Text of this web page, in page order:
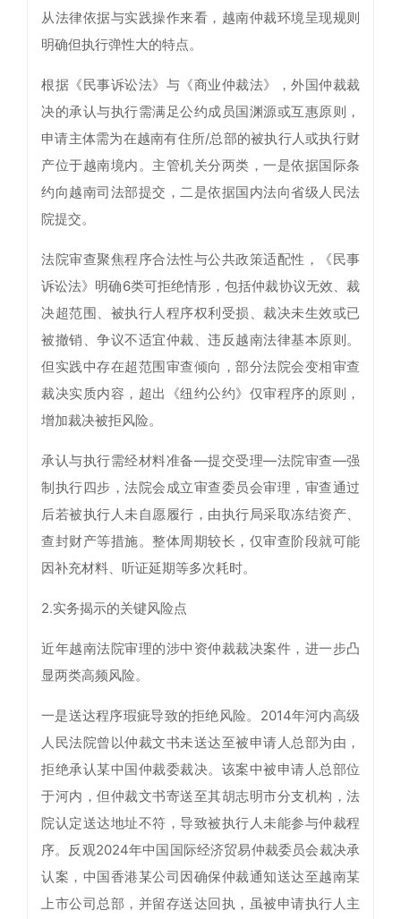
从法律依据与实践操作来看，越南仲裁环境呈现规则
明确但执行弹性大的特点。
根据《民事诉讼法》与《商业仲裁法》，外国仲裁裁
决的承认与执行需满足公约成员国渊源或互惠原则，
申请主体需为在越南有住所/总部的被执行人或执行财
产位于越南境内。主管机关分两类，一是依据国际条
约向越南司法部提交，二是依据国内法向省级人民法
院提交。
法院审查聚焦程序合法性与公共政策适配性，《民事
诉讼法》明确6类可拒绝情形，包括仲裁协议无效、裁
决超范围、被执行人程序权利受损、裁决未生效或已
被撤销、争议不适宜仲裁、违反越南法律基本原则。
但实践中存在超范围审查倾向，部分法院会变相审查
裁决实质内容，超出《纽约公约》仅审程序的原则，
增加裁决被拒风险。
承认与执行需经材料准备—提交受理—法院审查—强
制执行四步，法院会成立审查委员会审理，审查通过
后若被执行人未自愿履行，由执行局采取冻结资产、
查封财产等措施。整体周期较长，仅审查阶段就可能
因补充材料、听证延期等多次耗时。
2.实务揭示的关键风险点
近年越南法院审理的涉中资仲裁裁决案件，进一步凸
显两类高频风险。
一是送达程序瑕疵导致的拒绝风险。2014年河内高级
人民法院曾以仲裁文书未送达至被申请人总部为由，
拒绝承认某中国仲裁委裁决。该案中被申请人总部位
于河内，但仲裁文书寄送至其胡志明市分支机构，法
院认定送达地址不符，导致被执行人未能参与仲裁程
序。反观2024年中国国际经济贸易仲裁委员会裁决承
认案，中国香港某公司因确保仲裁通知送达至越南某
上市公司总部，并留存送达回执，虽被申请执行人主